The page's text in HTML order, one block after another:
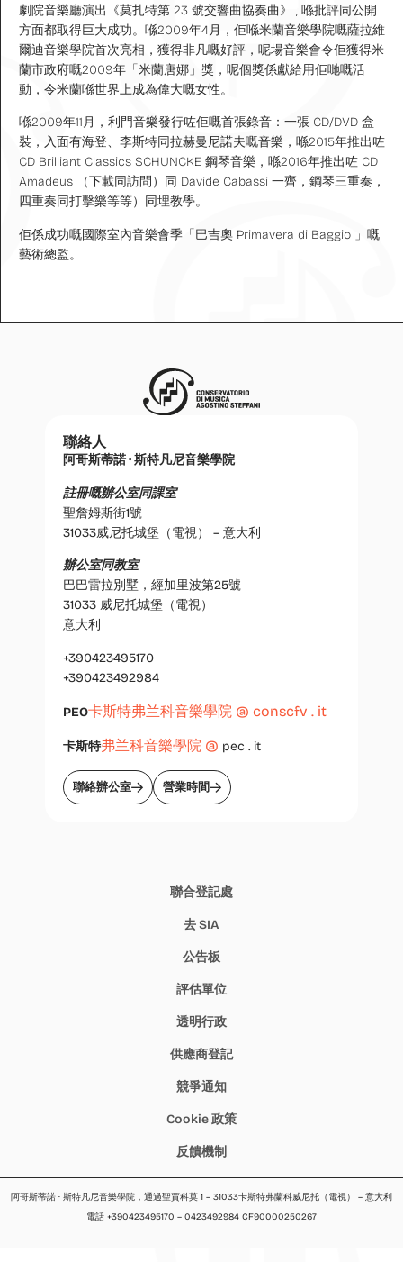
劇院音樂廳演出《莫扎特第 23 號交響曲協奏曲》 , 喺批評同公開
方面都取得巨大成功。喺2009年4月，佢喺米蘭音樂學院嘅薩拉維
爾迪音樂學院首次亮相，獲得非凡嘅好評，呢場音樂會令佢獲得米
蘭市政府嘅2009年「米蘭唐娜」獎，呢個獎係獻給用佢哋嘅活
動，令米蘭喺世界上成為偉大嘅女性。
喺2009年11月，利門音樂發行咗佢嘅首張錄音：一張 CD/DVD 盒
裝，入面有海登、李斯特同拉赫曼尼諾夫嘅音樂，喺2015年推出咗
CD Brilliant Classics SCHUNCKE 鋼琴音樂，喺2016年推出咗 CD
Amadeus （下載同訪問）同 Davide Cabassi 一齊，鋼琴三重奏，
四重奏同打擊樂等等）同埋教學。
佢係成功嘅國際室內音樂會季「巴吉奧 Primavera di Baggio 」嘅
藝術總監。
聯絡人
阿哥斯蒂諾 · 斯特凡尼音樂學院
註冊嘅辦公室同課室
聖詹姆斯街1號
31033威尼托城堡（電視） – 意大利
辦公室同教室
巴巴雷拉別墅，經加里波第25號
31033 威尼托城堡（電視）
意大利
+390423495170
+390423492984
PEO卡斯特弗兰科音樂學院 @ conscfv . it
卡斯特弗兰科音樂學院 @ pec . it
聯絡辦公室 營業時間
聯合登記處
去 SIA
公告板
評估單位
透明行政
供應商登記
競爭通知
Cookie 政策
反饋機制
阿哥斯蒂諾 · 斯特凡尼音樂學院，通過聖賈科莫 1 – 31033卡斯特弗蘭科威尼托（電視） – 意大利
電話 +390423495170 – 0423492984 CF90000250267